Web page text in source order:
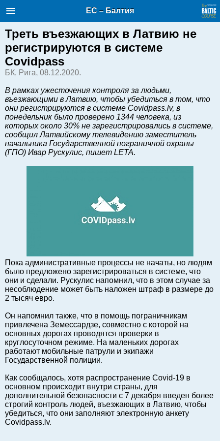
Балтийский курс. Новости и
аналитика
English
Очерки по новейшей истории
Латвии
Хорошо для дела
Аналитика
Инвестиции
Транспорт
Энергетика
Советы юриста
ЕС - Балтия
Балтия - СНГ
Люди дела
Круглый стол
Образование и наука
Экономическая история
Прямая речь
Благотворительность
Форумы
Книга
Архив
ЕС – Балтия
Треть въезжающих в Латвию не
регистрируются в системе
Covidpass
БК, Рига, 08.12.2020.
В рамках ужесточения контроля за людьми,
въезжающими в Латвию, чтобы убедиться в том, что
они регистрируются в системе Covidpass.lv, в
понедельник было проверено 1344 человека, из
которых около 30% не зарегистрировались в системе,
сообщил Латвийскому телевидению заместитель
начальника Государственной пограничной охраны
(ГПО) Ивар Рускулис, пишет LETA.
Пока административные процессы не начаты, но людям
было предложено зарегистрироваться в системе, что
они и сделали. Рускулис напомнил, что в этом случае за
несоблюдение может быть наложен штраф в размере до
2 тысяч евро.
Он напомнил также, что в помощь пограничникам
привлечена Земессардзе, совместно с которой на
основных дорогах проводятся проверки в
круглосуточном режиме. На маленьких дорогах
работают мобильные патрули и экипажи
Государственной полиции.
Как сообщалось, хотя распространение Covid-19 в
основном происходит внутри страны, для
дополнительной безопасности с 7 декабря введен более
строгий контроль людей, въезжающих в Латвию, чтобы
убедиться, что они заполняют электронную анкету
Covidpass.lv.